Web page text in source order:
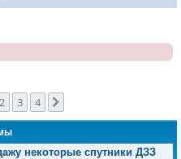
2 3 4
некоторые спутники ДЗЗ